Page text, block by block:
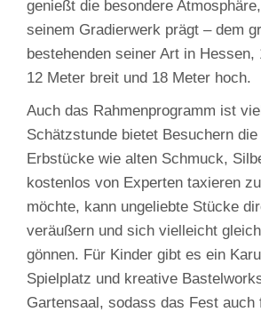
genießt die besondere
seinem Gradierwerk prägt – dem
bestehenden seiner Art in Hessen,
12 Meter breit und 18 Meter hoch.
Auch das Rahmenprogramm ist
Schätzstunde bietet Besuchern
Erbstücke wie alten Schmuck,
kostenlos von Experten taxieren
möchte, kann ungeliebte Stücke
veräußern und sich vielleicht
gönnen. Für Kinder gibt es ein
Spielplatz und kreative
Gartensaal, sodass das Fest auch